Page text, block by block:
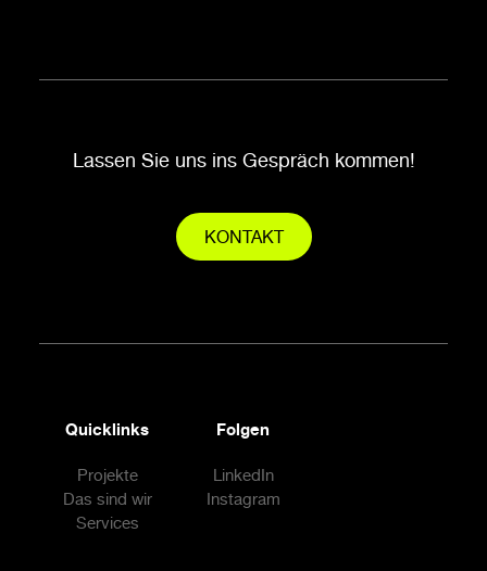
Lassen Sie uns ins Gespräch kommen!
KONTAKT
Quicklinks
Projekte
Das sind wir
Services
Folgen
LinkedIn
Instagram